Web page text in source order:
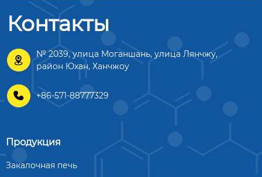
Контакты

№ 2039, улица Моганшань, улица Лянчжу,
район Юхан, Ханчжоу
 +86-571-88777329
Продукция
Закалочная печь